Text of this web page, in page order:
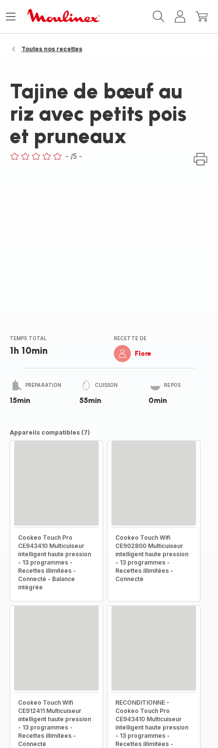
MonMon
Ouvrir
Toutes nos recettes
Tajine de bœuf au
riz avec petits pois
et pruneaux
- /5 -
TEMPS TOTAL
1h 10min
RECETTE DE
Flore
PRÉPARATION
15min
CUISSON
55min
REPOS
0min
Appareils compatibles (7)
Cookeo Touch Pro
CE943410 Multicuiseur
intelligent haute pression
- 13 programmes -
Recettes illimitées -
Connecté - Balance
intégrée
Cookeo Touch Wifi
CE902800 Multicuiseur
intelligent haute pression
- 13 programmes -
Recettes illimitées -
Connecté
Cookeo Touch Wifi
CE912411 Multicuiseur
intelligent haute pression
- 13 programmes -
Recettes illimitées -
Connecté
RECONDITIONNE -
Cookeo Touch Pro
CE943410 Multicuiseur
intelligent haute pression
- 13 programmes -
Recettes illimitées -